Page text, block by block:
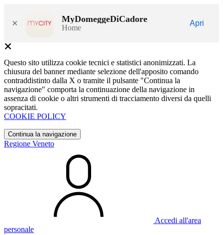
× MyDomeggeDiCadore
Home
Apri
Questo sito utilizza cookie tecnici e statistici anonimizzati. La
chiusura del banner mediante selezione dell'apposito comando
contraddistinto dalla X o tramite il pulsante "Continua la
navigazione" comporta la continuazione della navigazione in
assenza di cookie o altri strumenti di tracciamento diversi da quelli
sopracitati.
COOKIE POLICY
Continua la navigazione
Regione Veneto
Accedi all'area
personale